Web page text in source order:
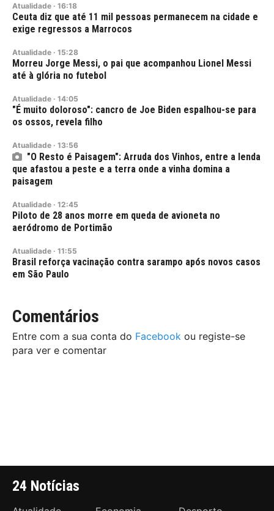
Atualidade · 16:18
Ceuta diz que até 11 mil pessoas permanecem na cidade e
exige regressos a Marrocos
Atualidade · 15:28
Morreu Jorge Messi, o pai que acompanhou Lionel Messi
até à glória no futebol
Atualidade · 14:05
"É muito doloroso": cancro de Joe Biden espalhou-se para
os ossos, revela filho
Atualidade · 13:56
"O Resto é Paisagem": Arruda dos Vinhos, entre a lenda
que afastou a peste e a terra onde a vinha domina a
paisagem
Atualidade · 12:45
Piloto de 28 anos morre em queda de avioneta no
aeródromo de Portimão
Atualidade · 11:55
Brasil reforça vacinação contra sarampo após novos casos
em São Paulo
Comentários
Entre com a sua conta do Facebook ou registe-se
para ver e comentar
24 Notícias